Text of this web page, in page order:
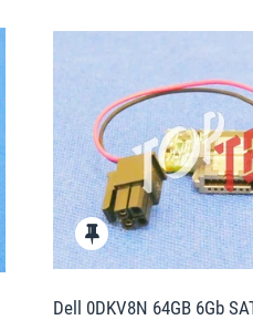
Dell 0DKV8N 64GB 6Gb